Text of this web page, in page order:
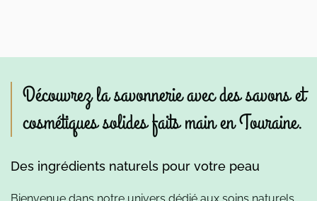
Découvrez la savonnerie avec des savons et
cosmétiques solides faits main en Touraine.
Des ingrédients naturels pour votre peau